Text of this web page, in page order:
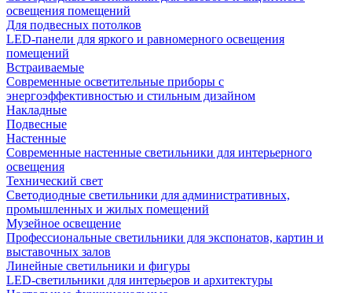
освещения помещений
Для подвесных потолков
LED-панели для яркого и равномерного освещения
помещений
Встраиваемые
Современные осветительные приборы с
энергоэффективностью и стильным дизайном
Накладные
Подвесные
Настенные
Современные настенные светильники для интерьерного
освещения
Технический свет
Светодиодные светильники для административных,
промышленных и жилых помещений
Музейное освещение
Профессиональные светильники для экспонатов, картин и
выставочных залов
Линейные светильники и фигуры
LED-светильники для интерьеров и архитектуры